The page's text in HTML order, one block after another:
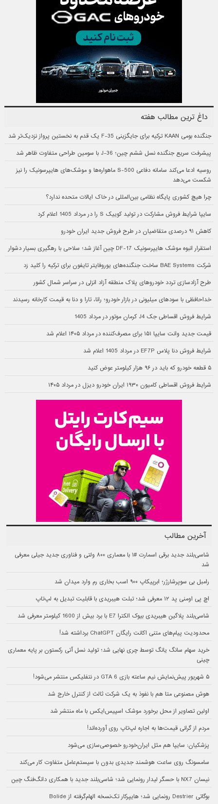
داغ ترین مطالب هفته
جنگنده بومی KAAN ترکیه برای جایگزینی F-35 یک قدم به نخستین پرواز نزدیک‌تر شد
پیشرفت سریع جنگنده نسل ششم چین؛ J-36 با سومین طراحی متفاوت ظاهر شد
روسیه ادعا می‌کند سامانه دفاعی S-500 ماهواره‌ها و موشک‌های هایپرسونیک را نیز
شکست می‌دهد
چرا هیچ کشوری پایگاه نظامی بین‌المللی در خاک ایالات متحده ندارد؟
سایپا شرایط فروش مشارکت در تولید کوییک S را در مرداد 1405 اعلام کرد
کاهش ۹۱ درصدی متقاضیان در طرح فروش جدید ایران خودرو
استقرار انبوه موشک هایپرسونیک DF-17 چین آغاز شد؛ سلاحی با رهگیری بسیار دشوار
شرکت BAE Systems ساخت جنگنده‌های یوروفایتر تایفون برای ترکیه را کلید زد
طرح آزادسازی تردد خودروهای پلاک منطقه آزاد انزلی در سراسر شمال کشور
خداحافظی با سودهای میلیونی در بازار خودرو؛ رانا، تارا و دنا به قیمت کارخانه رسیدند
شرایط فروش اقساطی جک J4 کرمان موتور در مرداد 1405
قیمت جدید وانت سایپا ۱۵۱ برای مصرف‌کننده در مرداد ۱۴۰۵ اعلام شد
شرایط فروش دنا پلاس EF7P در مرداد 1405 اعلام شد
۵ قطعه خودرو که باید در ۹۶ هزار کیلومتر عوض کنید
شرایط فروش اقساطی کامیون ۱۹۳۰ ایران خودرو دیزل در مرداد ۱۴۰۵
آخرین مطالب
شاسی‌بلند جدید برقی اسمارت #۱ با معماری ۸۰۰ ولتی و فناوری جدید جیلی معرفی
شد
رامبل بی سوپرشارژر؛ ابرپیکاپ ۹۰۰ اسب بخاری رم وارد میدان شد
اچ پی اومنی پد ۱۲ معرفی شد؛ تبلت هیبریدی با قابلیت تبدیل به لپ‌تاپ
شاسی‌بلند پلاگین هیبریدی بیوک الکترا E7 با برد بیش از 1600 کیلومتر معرفی شد
محدودیت پیام‌های متنی اکانت رایگان ChatGPT برداشته شد!
خرید سهام سانگ‌ یانگ توسط چری نهایی شد؛ تولید نسل آتی رکستون بر پایه معماری
چینی
۵ شهریور پیش‌نمایش نیم ساعته بازی GTA 6 در نتفلیکس منتشر می‌شود!
هوش مصنوعی متا هم با نفوذ به یک شرکت ثالث از کنترل خارج شد
اولین تصاویر از محل برخورد موشک اسپیس‌ایکس با ماه منتشر شد
مردم از گرانی قیمت‌ها به اجاره لپ‌تاپ روی آورده‌اند!
پزشکیان: سایپا هم مثل ایران‌خودرو خصوصی‌سازی می‌شود
سامسونگ روی ساعت هوشمند جدیدی بدون با سیستم‌عامل متفاوت کار می‌کند
نیسان NX7 با حسگر لیدار رونمایی شد؛ شاسی‌بلند جدید با همکاری دانگ‌فنگ چین
بوگاتی Destrier رونمایی شد؛ هایپرکار تک‌نسخه الهام‌گرفته از Bolide